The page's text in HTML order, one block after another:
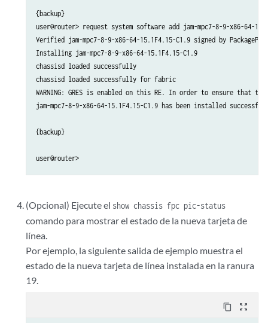
{backup}
user@router> request system software add jam-mpc7-8-9-x86-64-
Verified jam-mpc7-8-9-x86-64-15.1F4.15-C1.9 signed by
Installing jam-mpc7-8-9-x86-64-15.1F4.15-C1.9
chassisd loaded successfully
chassisd loaded successfully for fabric
WARNING: GRES is enabled on this RE. In order to ensure that
jam-mpc7-8-9-x86-64-15.1F4.15-C1.9 has been installed
{backup}
(Opcional) Ejecute el show chassis fpc pic-status
comando para mostrar el estado de la nueva tarjeta de
línea.
Por ejemplo, la siguiente salida de ejemplo muestra el
estado de la nueva tarjeta de línea instalada en la ranura
19.
content_copy zoom_out_map